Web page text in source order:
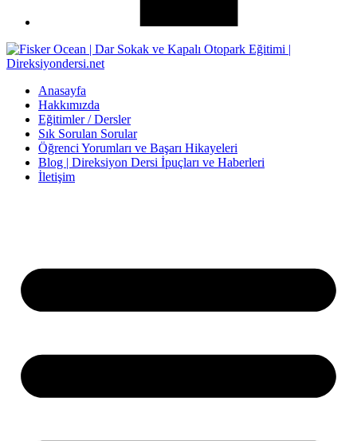
Anasayfa
Hakkımızda
Eğitimler / Dersler
Sık Sorulan Sorular
Öğrenci Yorumları ve Başarı Hikayeleri
Blog | Direksiyon Dersi İpuçları ve Haberleri
İletişim